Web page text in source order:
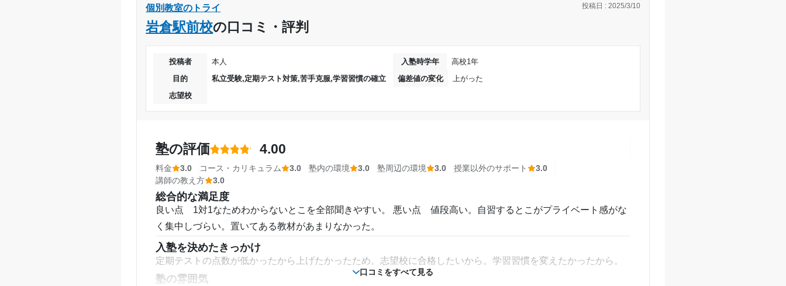
1日あたりの授業時間
月額料金
目的の達成度
目的の達成理由
教え方が難しくてよく分からなかった。問題の分からないところを聞いても曖昧な教え方をされて自分が納得行
くまで知ることが出来なかった。
自習室もあって自動販売機も着いていてトイレも綺麗だったから設備の面では申し分ないと思った。
塾周辺の環境
周りには塾教室が多くて勉強をする環境はすごく整っていると感じている。塾講師の質にもよるがいい環境だと
普通の世間話は面白くて話していてとても楽しかった。友達のような感じで接することができて授業外は楽しか
った。
利用詳細
通塾期間
入塾時の学年 中学1年
受講コース
通塾頻度
口コミをすべて見る
個別教室のトライ
岩倉駅前校の口コミ・評判
投稿日 : 2025/3/10
投稿者 本人 入塾時学年
高校1年
目的
私立受験,定期テスト対策,苦手克服,学習習慣の確立 偏差値の変化
上がった
志望校
塾の評価 4.00
料金 3.0 コース・カリキュラム 3.0 塾内の環境 3.0 塾周辺の環境 3.0 授業以外のサポート
3.0
講師の教え方
3.0
総合的な満足度
良い点 1対1なためわからないとこを全部聞きやすい。 悪い点 値段高い。自習するとこがプライベート感がな
く集中しづらい。置いてある教材があまりなかった。
入塾を決めたきっかけ
定期テストの点数が低かったから上げたかったため。志望校に合格したいから。学習習慣を変えたかったから。
塾の雰囲気